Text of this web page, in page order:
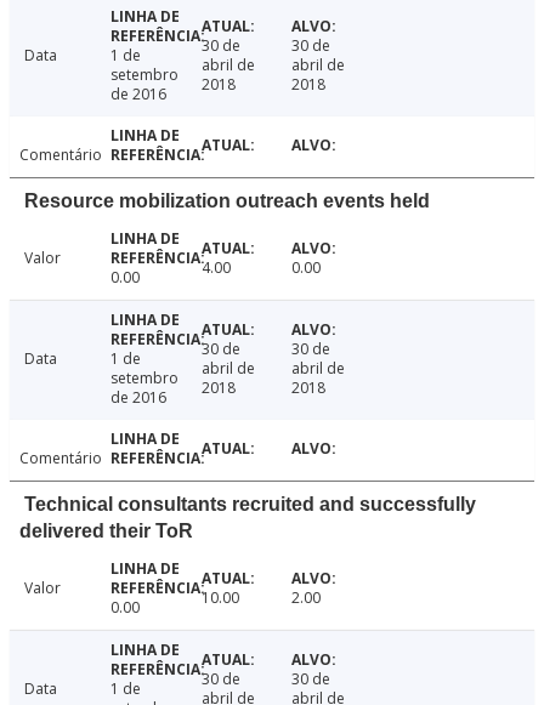
Data
1 de
setembro
de 2016
30 de
abril de
2018
30 de
abril de
2018
Comentário
Resource mobilization outreach events held
Valor
0.00
4.00 0.00
Data
1 de
setembro
de 2016
30 de
abril de
2018
30 de
abril de
2018
Comentário
Technical consultants recruited and successfully
delivered their ToR
Valor
0.00
10.00 2.00
Data
1 de
30 de
abril de
30 de
abril de